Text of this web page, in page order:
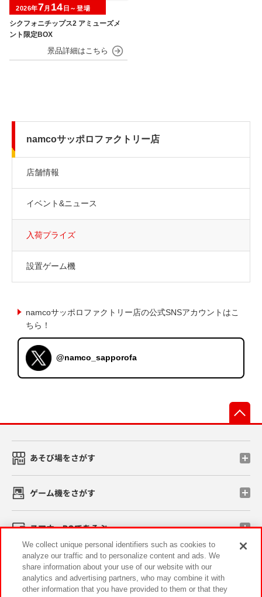
シクフォニチップス2 アミューズメ
ント限定BOX
2026年7月 14 日～登場
namcoサッポロファクトリー店
店舗情報
イベント&ニュース
入荷プライズ
設置ゲーム機
namcoサッポロファクトリー店の公式SNSアカウントはこ
ちら！
@namco_sapporofa
あそび場をさがす
ゲーム機をさがす
スマホ・PCであそぶ
イベント・キャンペーン
We collect unique personal identifiers such as cookies to
analyze our traffic and to personalize content and ads. We
share information about your use of our website with our
analytics and advertising partners, who may combine it with
other information that you have provided to them or that they